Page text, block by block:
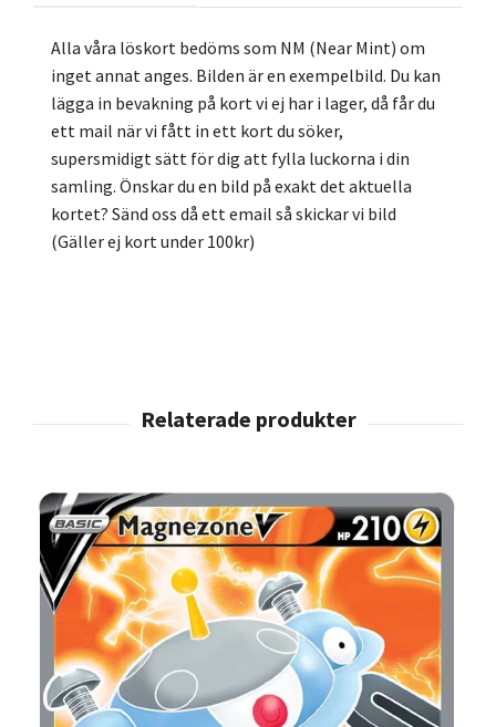
Alla våra löskort bedöms som NM (Near Mint) om
inget annat anges. Bilden är en exempelbild. Du kan
lägga in bevakning på kort vi ej har i lager, då får du
ett mail när vi fått in ett kort du söker,
supersmidigt sätt för dig att fylla luckorna i din
samling. Önskar du en bild på exakt det aktuella
kortet? Sänd oss då ett email så skickar vi bild
(Gäller ej kort under 100kr)